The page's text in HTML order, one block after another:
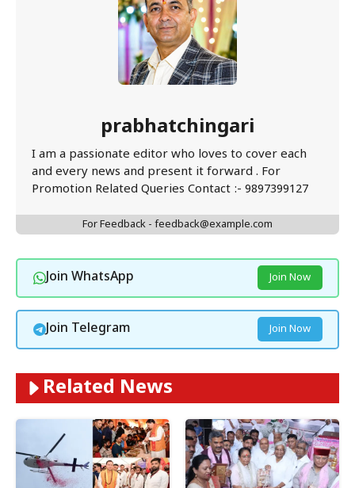
prabhatchingari
I am a passionate editor who loves to cover each
and every news and present it forward . For
Promotion Related Queries Contact :- 9897399127
For Feedback - feedback@example.com
Join WhatsApp Join Now
Join Telegram Join Now
Related News